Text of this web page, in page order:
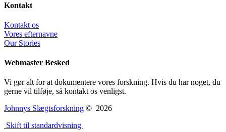
Kontakt
Kontakt os
Vores efternavne
Our Stories
Webmaster Besked
Vi gør alt for at dokumentere vores forskning. Hvis du har noget, du
gerne vil tilføje, så kontakt os venligst.
Johnnys Slægtsforskning © 2026
Skift til standardvisning